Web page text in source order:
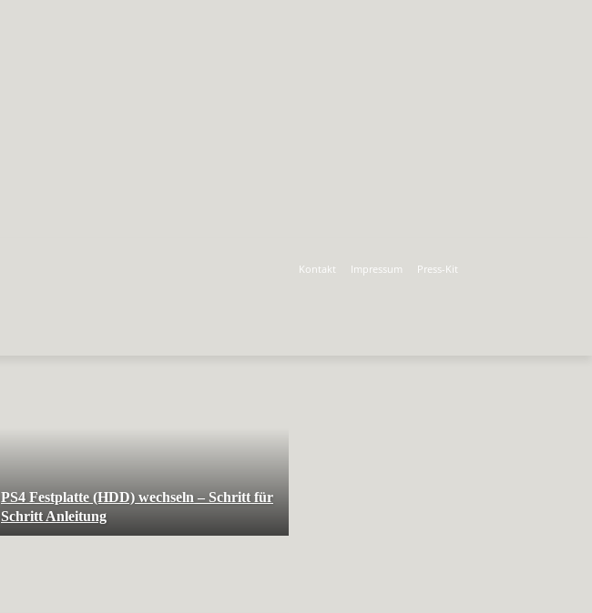
Kontakt
Impressum Press-Kit
PS4 Festplatte (HDD) wechseln – Schritt für
Schritt Anleitung